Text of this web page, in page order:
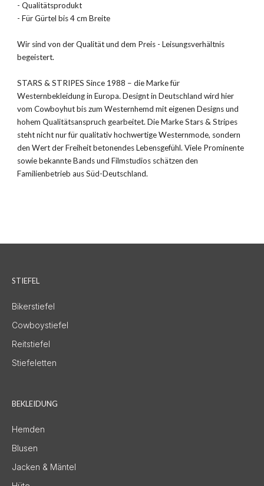
- Qualitätsprodukt
- Für Gürtel bis 4 cm Breite
Wir sind von der Qualität und dem Preis - Leisungsverhältnis
begeistert.
STARS & STRIPES Since 1988 – die Marke für
Westernbekleidung in Europa. Designt in Deutschland wird hier
vom Cowboyhut bis zum Westernhemd mit eigenen Designs und
hohem Qualitätsanspruch gearbeitet. Die Marke Stars & Stripes
steht nicht nur für qualitativ hochwertige Westernmode, sondern
den Wert der Freiheit betonendes Lebensgefühl. Viele Prominente
sowie bekannte Bands und Filmstudios schätzen den
Familienbetrieb aus Süd-Deutschland.
STIEFEL
Bikerstiefel
Cowboystiefel
Reitstiefel
Stiefeletten
BEKLEIDUNG
Hemden
Blusen
Jacken & Mäntel